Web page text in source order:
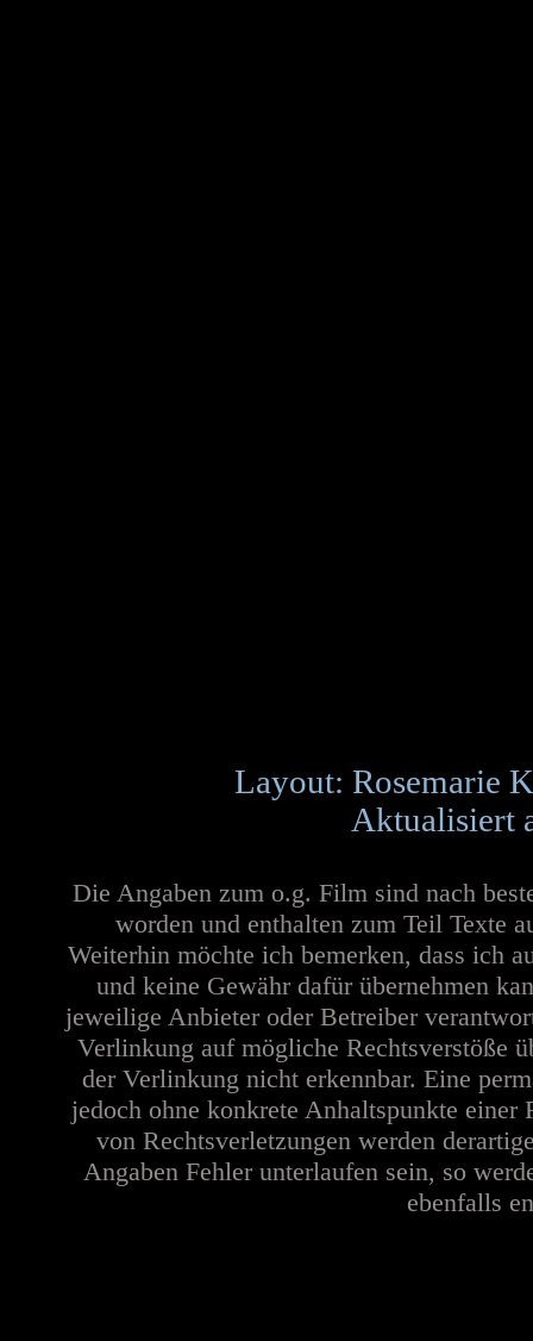
Layout: Rosemarie
Aktualisiert
Die Angaben zum o.g. Film sind nach
worden und enthalten zum Teil Texte
Weiterhin möchte ich bemerken, dass ich
und keine Gewähr dafür übernehmen
jeweilige Anbieter oder Betreiber
Verlinkung auf mögliche Rechtsverstöße
der Verlinkung nicht erkennbar. Eine
jedoch ohne konkrete Anhaltspunkte
von Rechtsverletzungen werden
Angaben Fehler unterlaufen sein, so
ebenfalls